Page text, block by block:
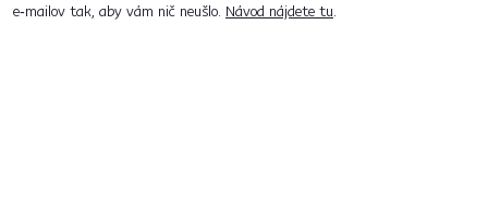
e‑mailov tak, aby vám nič neušlo. Návod nájdete tu.